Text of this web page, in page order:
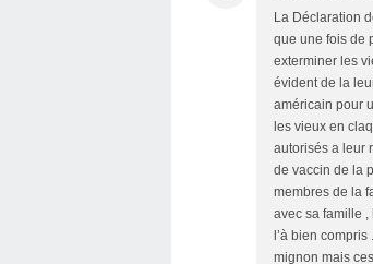
La Déclaration
que une fois de
exterminer les
évident de la
américain pour
les vieux en
autorisés a leur
de vaccin de la
membres de la
avec sa famille
l’à bien
mignon mais